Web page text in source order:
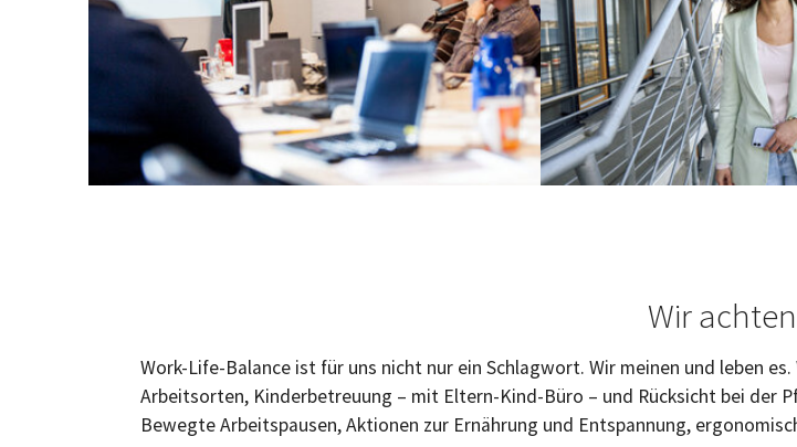
Wir
Work-Life-Balance ist für uns nicht nur ein Schlagwort. Wir meinen und leben es.
Arbeitsorten, Kinderbetreuung – mit Eltern-Kind-Büro – und Rücksicht bei der
Bewegte Arbeitspausen, Aktionen zur Ernährung und Entspannung,